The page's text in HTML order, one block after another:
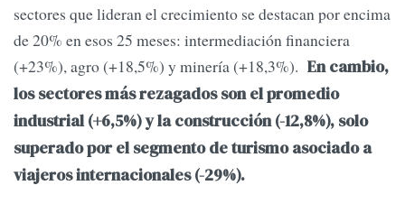
sectores que lideran el crecimiento se destacan por encima
de 20% en esos 25 meses: intermediación financiera
(+23%), agro (+18,5%) y minería (+18,3%). En cambio,
los sectores más rezagados son el promedio
industrial (+6,5%) y la construcción (-12,8%), solo
superado por el segmento de turismo asociado a
viajeros internacionales (-29%).